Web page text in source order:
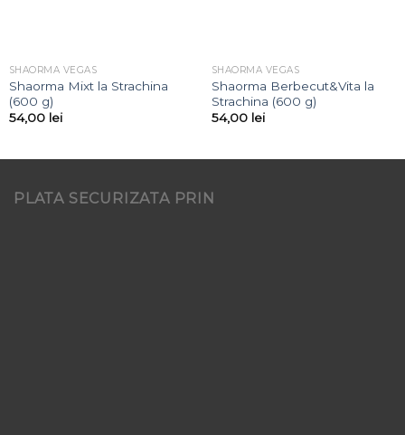
SHAORMA VEGAS
⁠Shaorma Mixt la Strachina
(600 g)
54,00 lei
SHAORMA VEGAS
⁠Shaorma Berbecut&Vita la
Strachina (600 g)
54,00 lei
PLATA SECURIZATA PRIN